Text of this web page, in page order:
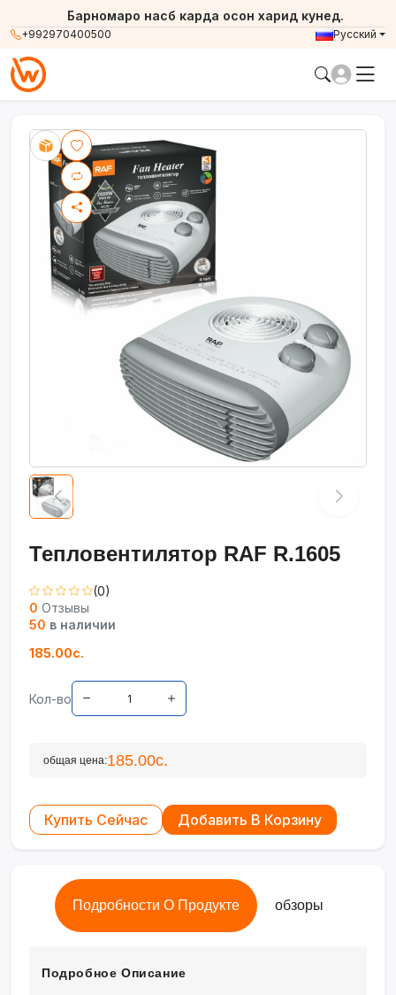
+992970400500
Барномаро насб карда осон харид кунед.
Русский
Тепловентилятор RAF R.1605
(0)
0 Отзывы
50 в наличии
185.00с.
Кол-во
общая цена:185.00с.
Купить Сейчас Добавить В Корзину
Подробности О Продукте обзоры
Подробное Описание